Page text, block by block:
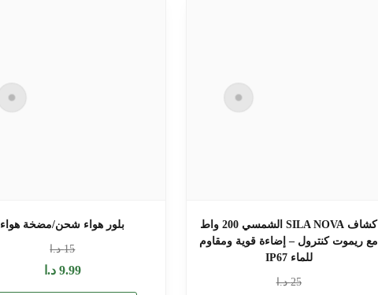
كشاف SILA NOVA الشمسي 200 واط
مع ريموت كنترول – إضاءة قوية ومقاوم
للماء IP67
25د.ا
بلور هواء شحن/مضخة هواء
15د.ا
9.99 د.ا